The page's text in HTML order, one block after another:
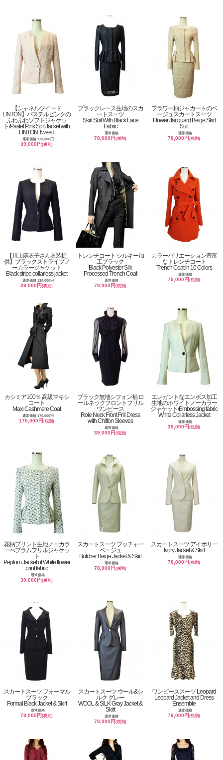
【シャネルツイード
LINTON】パステルピンクの
ふわふわソフトジャケッ
ト/Pastel Pink Soft Jacket with
LINTON Tweed
通常価格 120,000円
39,000円(税別)
ブラックレース生地のスカ
ートスーツ
Skirt Suit With Black Lace
Fabric
通常価格
78,000円(税別)
フラワー柄ジャカートのベ
ージュスカートスーツ
Flower Jacquard Beige Skirt
Suit
通常価格
78,000円(税別)
【川上麻衣子さん衣装提
供】ブラックストライプノ
ーカラージャケット
Black stripe collarless jacket
通常価格 120,000円
39,000円(税別)
トレンチコート シルキー加
工ブラック
Black Polyester Silk
Processed Trench Coat
通常価格
79,000円(税別)
カラーバリエーション豊富
なトレンチコート
Trench Coat in 10 Colors
通常価格
79,000円(税別)
カシミア100％ 高級マキシ
コート
Maxi Cashmere Coat
通常価格 170,000円
170,000円(税別)
ブラック無地シフォン袖 ロ
ールネックフロントフリル
ワンピース
Role Neck Front Frill Dress
with Chiffon Sleeves
通常価格
39,000円(税別)
エレガントなエンボス加工
生地のホワイトノーカラー
ジャケット/Embossing fabric
White Collarless Jacket
通常価格
39,000円(税別)
花柄プリント生地ノーカラ
ーぺプラムフリルジャケッ
ト
Peplum Jacket of White flower
print fabric
通常価格
39,000円(税別)
スカートスーツ ブッチャー
ベージュ
Butcher Beige Jacket & Skirt
通常価格
78,000円(税別)
スカートスーツ アイボリー
Ivory Jacket & Skirt
通常価格
78,000円(税別)
スカートスーツ フォーマル
ブラック
Formal Black Jacket & Skirt
通常価格
78,000円(税別)
スカートスーツ ウール&シ
ルク グレー
WOOL & SILK Gray Jacket &
Skirt
通常価格
78,000円(税別)
ワンピーススーツ Leopard
Leopard Jacket and Dress
Ensemble
通常価格
78,000円(税別)